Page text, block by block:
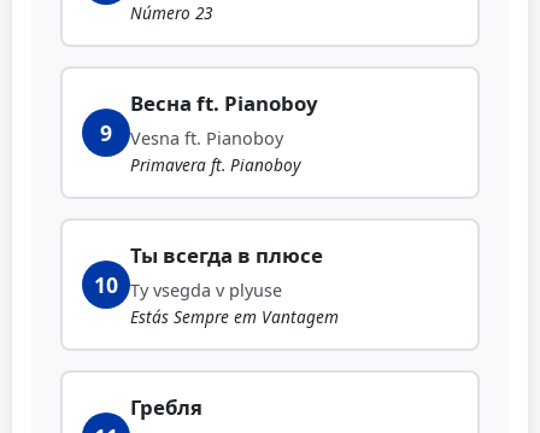
Número 23
9
Весна ft. Pianoboy
Vesna ft. Pianoboy
Primavera ft. Pianoboy
10
Ты всегда в плюсе
Ty vsegda v plyuse
Estás Sempre em Vantagem
Гребля